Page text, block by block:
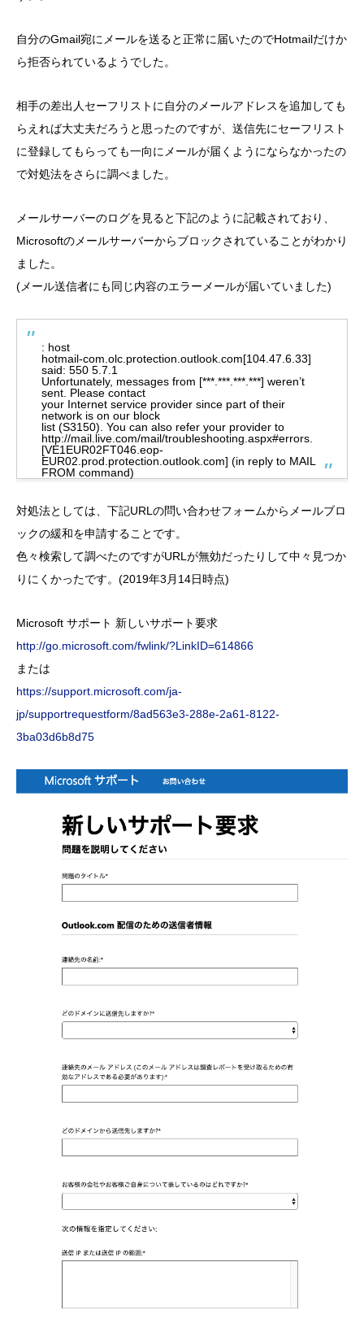
自分のGmail宛にメールを送ると正常に届いたのでHotmailだけか
ら拒否られているようでした。
相手の差出人セーフリストに自分のメールアドレスを追加しても
らえれば大丈夫だろうと思ったのですが、送信先にセーフリスト
に登録してもらっても一向にメールが届くようにならなかったの
で対処法をさらに調べました。
メールサーバーのログを見ると下記のように記載されており、
Microsoftのメールサーバーからブロックされていることがわかり
ました。
(メール送信者にも同じ内容のエラーメールが届いていました)
: host
hotmail-com.olc.protection.outlook.com[104.47.6.33]
said: 550 5.7.1
Unfortunately, messages from [***.***.***.***] weren’t
sent. Please contact
your Internet service provider since part of their
network is on our block
list (S3150). You can also refer your provider to
http://mail.live.com/mail/troubleshooting.aspx#errors.
[VE1EUR02FT046.eop-
EUR02.prod.protection.outlook.com] (in reply to MAIL
FROM command)
対処法としては、下記URLの問い合わせフォームからメールブロ
ックの緩和を申請することです。
色々検索して調べたのですがURLが無効だったりして中々見つか
りにくかったです。(2019年3月14日時点)
Microsoft サポート 新しいサポート要求
http://go.microsoft.com/fwlink/?LinkID=614866
または
https://support.microsoft.com/ja-
jp/supportrequestform/8ad563e3-288e-2a61-8122-
3ba03d6b8d75